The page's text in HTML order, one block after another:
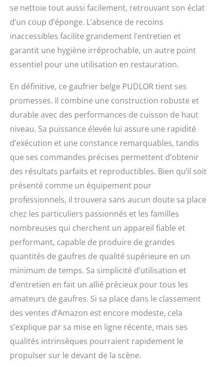
se nettoie tout aussi facilement, retrouvant son éclat
d’un coup d’éponge. L’absence de recoins
inaccessibles facilite grandement l’entretien et
garantit une hygiène irréprochable, un autre point
essentiel pour une utilisation en restauration.
En définitive, ce gaufrier belge PUDLOR tient ses
promesses. Il combine une construction robuste et
durable avec des performances de cuisson de haut
niveau. Sa puissance élevée lui assure une rapidité
d’exécution et une constance remarquables, tandis
que ses commandes précises permettent d’obtenir
des résultats parfaits et reproductibles. Bien qu’il soit
présenté comme un équipement pour
professionnels, il trouvera sans aucun doute sa place
chez les particuliers passionnés et les familles
nombreuses qui cherchent un appareil fiable et
performant, capable de produire de grandes
quantités de gaufres de qualité supérieure en un
minimum de temps. Sa simplicité d’utilisation et
d’entretien en fait un allié précieux pour tous les
amateurs de gaufres. Si sa place dans le classement
des ventes d’Amazon est encore modeste, cela
s’explique par sa mise en ligne récente, mais ses
qualités intrinsèques pourraient rapidement le
propulser sur le devant de la scène.